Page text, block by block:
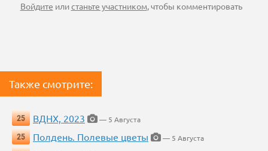
Войдите илистаньте участником, чтобы комментировать
Также смотрите:
25 ВДНХ, 2023
— 5 Августа
25
Полдень. Полевые цветы
— 5 Августа